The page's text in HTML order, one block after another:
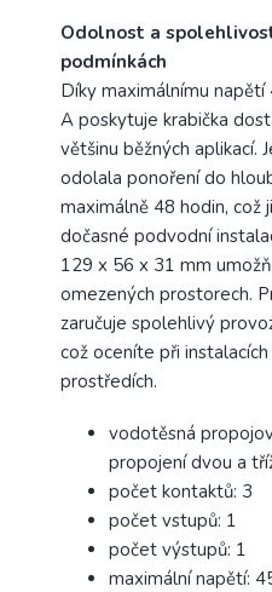
Odolnost a
podmínkách
Díky maximálnímu
A poskytuje krabička
většinu běžných aplikací.
odolala ponoření do
maximálně 48 hodin, což
dočasné podvodní
129 x 56 x 31 mm
omezených prostorech.
zaručuje spolehlivý
což oceníte při
prostředích.
vodotěsná
propojení dvou a
počet kontaktů: 3
počet vstupů: 1
počet výstupů: 1
maximální napětí: